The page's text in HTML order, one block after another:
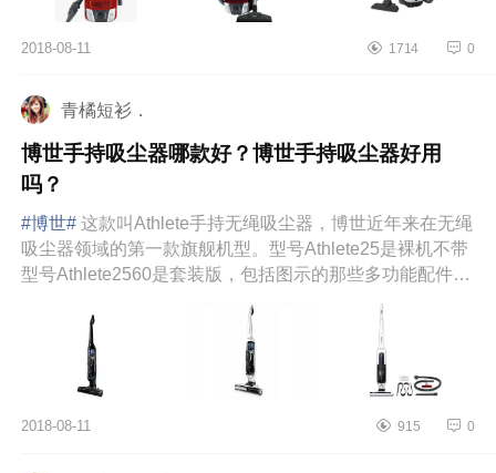
2018-08-11 1714 0
青橘短衫．
博世手持吸尘器哪款好？博世手持吸尘器好用
吗？
#博世# 这款叫Athlete手持无绳吸尘器，博世近年来在无绳
吸尘器领域的第一款旗舰机型。型号Athlete25是裸机不带
型号Athlete2560是套装版，包括图示的那些多功能配件。
2018-08-11 915 0